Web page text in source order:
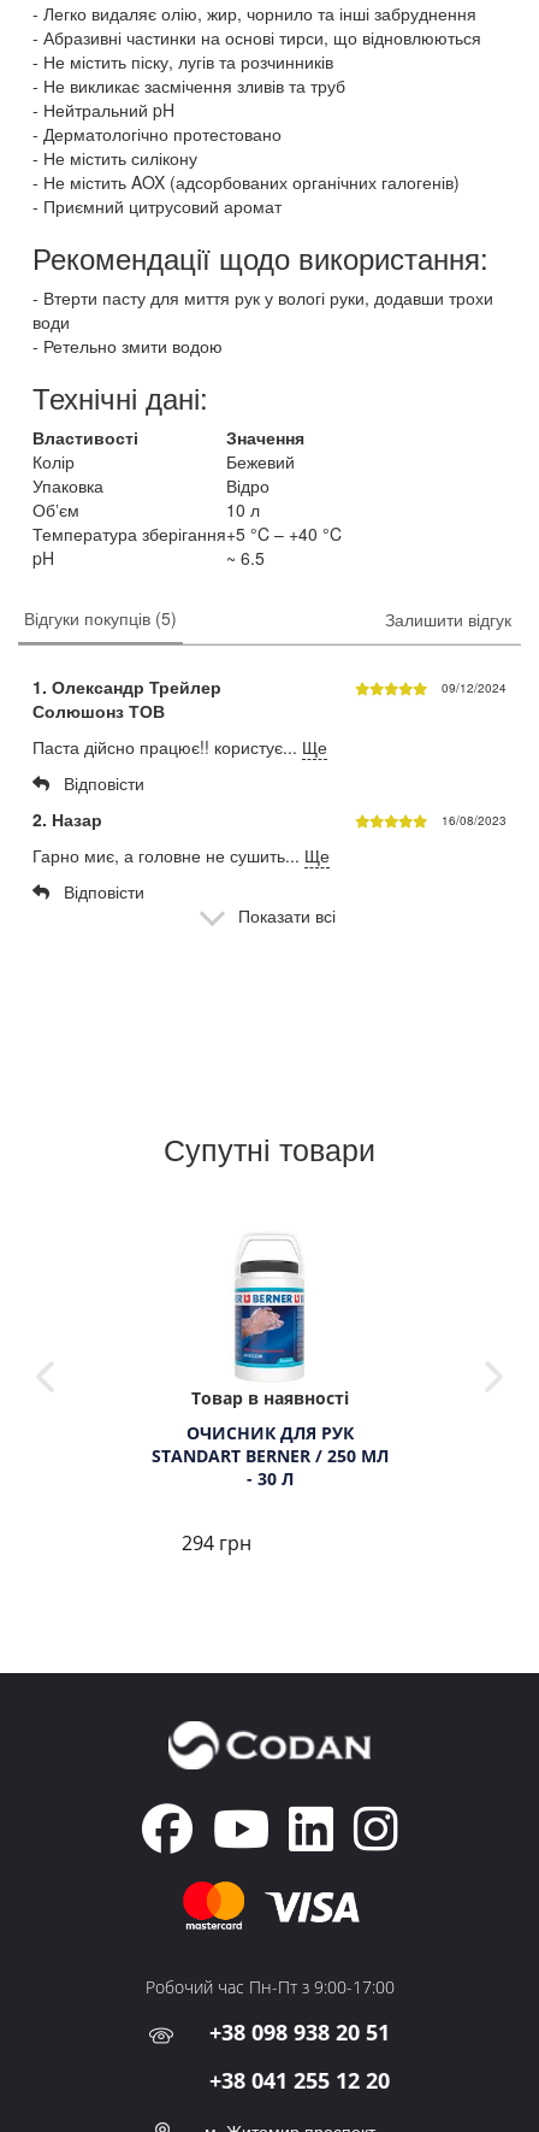
Легко видаляє олію, жир, чорнило та інші забруднення
Абразивні частинки на основі тирси, що відновлюються
Не містить піску, лугів та розчинників
Не викликає засмічення зливів та труб
Нейтральний pH
Дерматологічно протестовано
Не містить силікону
Не містить AOX (адсорбованих органічних галогенів)
Приємний цитрусовий аромат
Рекомендації щодо використання:
Втерти пасту для миття рук у вологі руки, додавши трохи
води
Ретельно змити водою
Технічні дані:
Властивості
Значення
Колір
Бежевий
Упаковка
Відро
Обʼєм
10 л
Температура зберігання+5 °C – +40 °C
pH
~ 6.5
Відгуки покупців (5) Залишити відгук
1. Олександр Трейлер
Солюшонз ТОВ
09/12/2024
Паста дійсно працює!! користує... Ще
Відповісти
2. Назар
16/08/2023
Гарно миє, а головне не сушить... Ще
Відповісти
Показати всі
Супутні товари
Товар в наявності
ОЧИСНИК ДЛЯ РУК
STANDART BERNER / 250 МЛ
- 30 Л
294 грн
Робочий час Пн-Пт з 9:00-17:00
+38 098 938 20 51
+38 041 255 12 20